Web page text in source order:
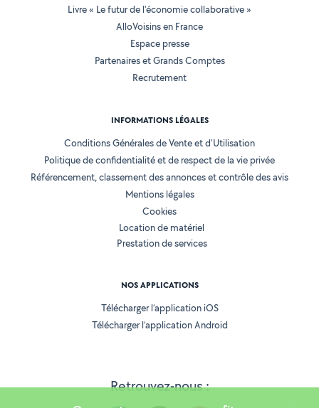
Retrouvez-nous :
Livre « Le futur de l'économie collaborative »
AlloVoisins en France
Espace presse
Partenaires et Grands Comptes
Recrutement
INFORMATIONS LÉGALES
Conditions Générales de Vente et d'Utilisation
Politique de confidentialité et de respect de la vie privée
Référencement, classement des annonces et contrôle des avis
Mentions légales
Cookies
Location de matériel
Prestation de services
NOS APPLICATIONS
Télécharger l’application iOS
Télécharger l’application Android